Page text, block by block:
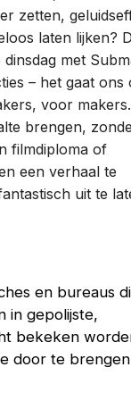
zetten,
laten lijken?
met
– het gaat ons
voor
brengen,
filmdiploma of
een verhaal te
uit te
en bureaus
in gepolijste,
bekeken
door te